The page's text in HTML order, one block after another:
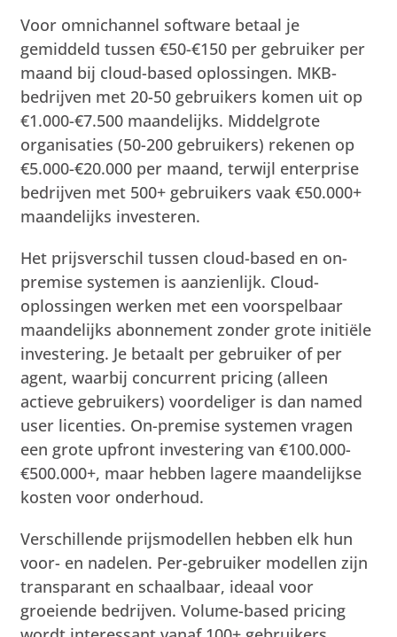
Voor omnichannel software betaal je
gemiddeld tussen €50-€150 per gebruiker per
maand bij cloud-based oplossingen. MKB-
bedrijven met 20-50 gebruikers komen uit op
€1.000-€7.500 maandelijks. Middelgrote
organisaties (50-200 gebruikers) rekenen op
€5.000-€20.000 per maand, terwijl enterprise
bedrijven met 500+ gebruikers vaak €50.000+
maandelijks investeren.
Het prijsverschil tussen cloud-based en on-
premise systemen is aanzienlijk. Cloud-
oplossingen werken met een voorspelbaar
maandelijks abonnement zonder grote initiële
investering. Je betaalt per gebruiker of per
agent, waarbij concurrent pricing (alleen
actieve gebruikers) voordeliger is dan named
user licenties. On-premise systemen vragen
een grote upfront investering van €100.000-
€500.000+, maar hebben lagere maandelijkse
kosten voor onderhoud.
Verschillende prijsmodellen hebben elk hun
voor- en nadelen. Per-gebruiker modellen zijn
transparant en schaalbaar, ideaal voor
groeiende bedrijven. Volume-based pricing